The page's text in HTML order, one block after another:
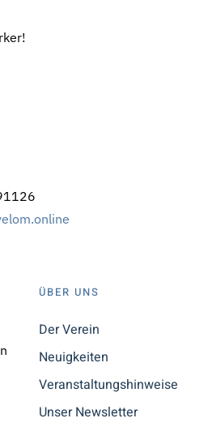
ÜBER UNS
Der Verein
Neuigkeiten
Veranstaltungshinweise
Unser Newsletter